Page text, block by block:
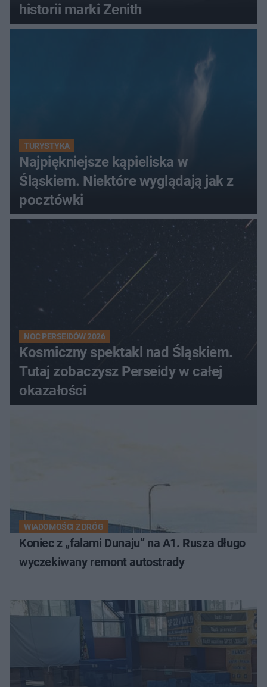
historii marki Zenith
TURYSTYKA
Najpiękniejsze kąpieliska w
Śląskiem. Niektóre wyglądają jak z
pocztówki
NOC PERSEIDÓW 2026
Kosmiczny spektakl nad Śląskiem.
Tutaj zobaczysz Perseidy w całej
okazałości
WIADOMOŚCI Z DRÓG
Koniec z „falami Dunaju” na A1. Rusza długo
wyczekiwany remont autostrady